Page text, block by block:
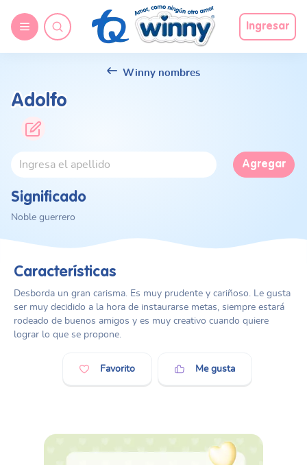
Ingresar
Winny nombres
Adolfo
Agregar
Significado
Noble guerrero
Características
Desborda un gran carisma. Es muy prudente y cariñoso. Le gusta
ser muy decidido a la hora de instaurarse metas, siempre estará
rodeado de buenos amigos y es muy creativo cuando quiere
lograr lo que se propone.
Favorito Me gusta